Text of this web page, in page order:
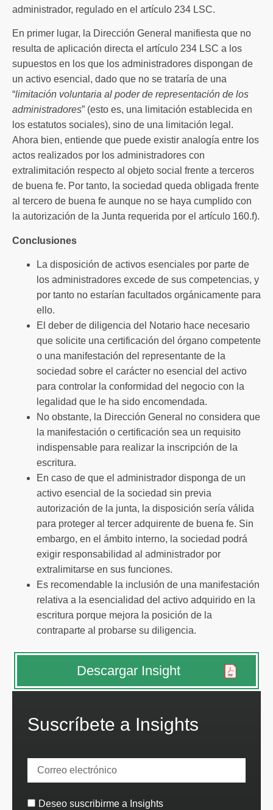
administrador, regulado en el artículo 234 LSC.
En primer lugar, la Dirección General manifiesta que no
resulta de aplicación directa el artículo 234 LSC a los
supuestos en los que los administradores dispongan de
un activo esencial, dado que no se trataría de una
“limitación voluntaria al poder de representación de los
administradores” (esto es, una limitación establecida en
los estatutos sociales), sino de una limitación legal.
Ahora bien, entiende que puede existir analogía entre los
actos realizados por los administradores con
extralimitación respecto al objeto social frente a terceros
de buena fe. Por tanto, la sociedad queda obligada frente
al tercero de buena fe aunque no se haya cumplido con
la autorización de la Junta requerida por el artículo 160.f).
Conclusiones
La disposición de activos esenciales por parte de
los administradores excede de sus competencias, y
por tanto no estarían facultados orgánicamente para
ello.
El deber de diligencia del Notario hace necesario
que solicite una certificación del órgano competente
o una manifestación del representante de la
sociedad sobre el carácter no esencial del activo
para controlar la conformidad del negocio con la
legalidad que le ha sido encomendada.
No obstante, la Dirección General no considera que
la manifestación o certificación sea un requisito
indispensable para realizar la inscripción de la
escritura.
En caso de que el administrador disponga de un
activo esencial de la sociedad sin previa
autorización de la junta, la disposición sería válida
para proteger al tercer adquirente de buena fe. Sin
embargo, en el ámbito interno, la sociedad podrá
exigir responsabilidad al administrador por
extralimitarse en sus funciones.
Es recomendable la inclusión de una manifestación
relativa a la esencialidad del activo adquirido en la
escritura porque mejora la posición de la
contraparte al probarse su diligencia.
Descargar Insight
Suscríbete a Insights
Deseo suscribirme a Insights